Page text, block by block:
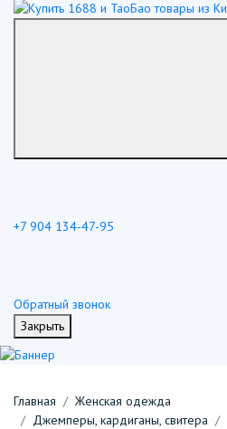
+7 904 134-47-95
Обратный звонок
Закрыть
Главная
Женская одежда
Джемперы, кардиганы, свитера